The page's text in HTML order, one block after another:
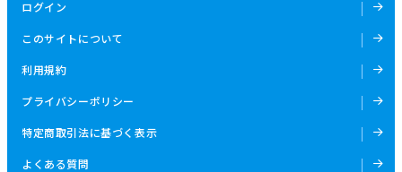
ログイン
このサイトについて
利用規約
プライバシーポリシー
特定商取引法に基づく表示
よくある質問